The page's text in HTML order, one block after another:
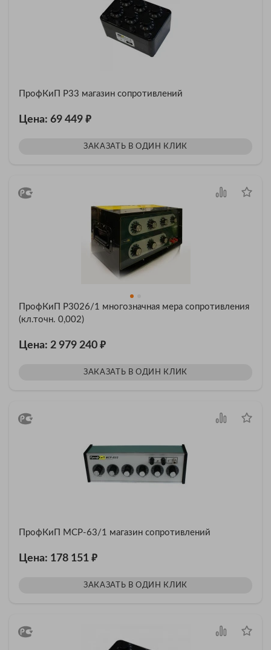
ПрофКиП Р33 магазин сопротивлений
Цена: 69 449 ₽
ЗАКАЗАТЬ В ОДИН КЛИК
ПрофКиП Р3026/1 многозначная мера сопротивления
(кл.точн. 0,002)
Цена: 2 979 240 ₽
ЗАКАЗАТЬ В ОДИН КЛИК
ПрофКиП МСР-63/1 магазин сопротивлений
Цена: 178 151 ₽
ЗАКАЗАТЬ В ОДИН КЛИК